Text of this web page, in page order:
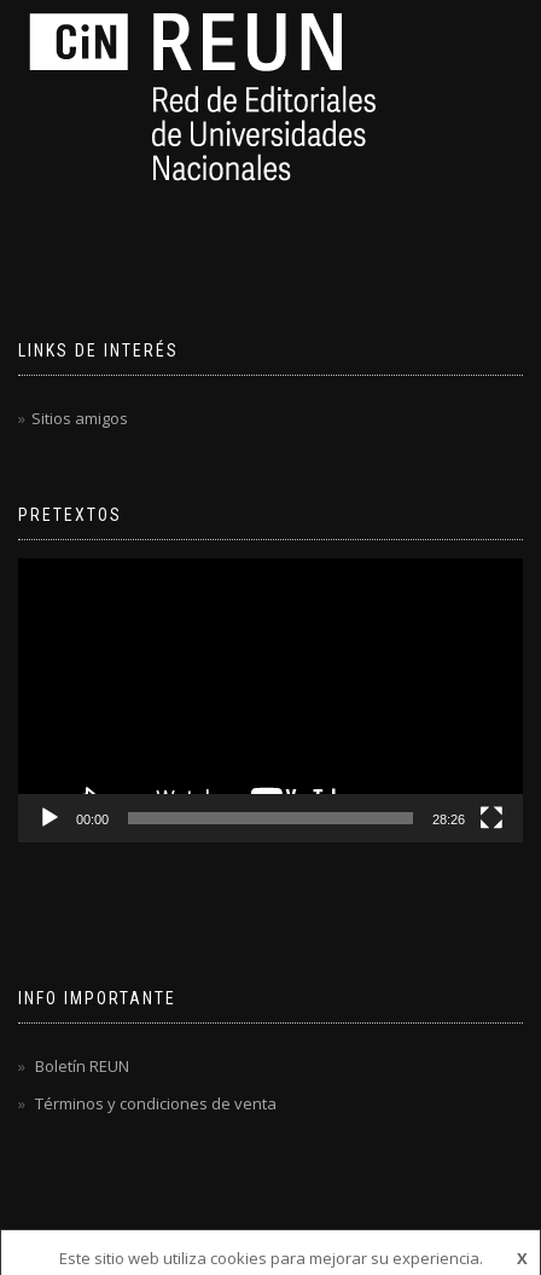
LINKS DE INTERÉS
Sitios amigos
PRETEXTOS
00:00 28:26
INFO IMPORTANTE
Boletín REUN
Términos y condiciones de venta
Este sitio web utiliza cookies para mejorar su experiencia. X